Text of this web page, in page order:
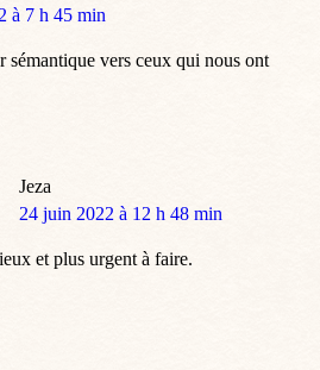
à 7 h 45 min
sémantique vers ceux qui nous ont
Jeza
dit
24 juin 2022 à 12 h 48 min
et plus urgent à faire.